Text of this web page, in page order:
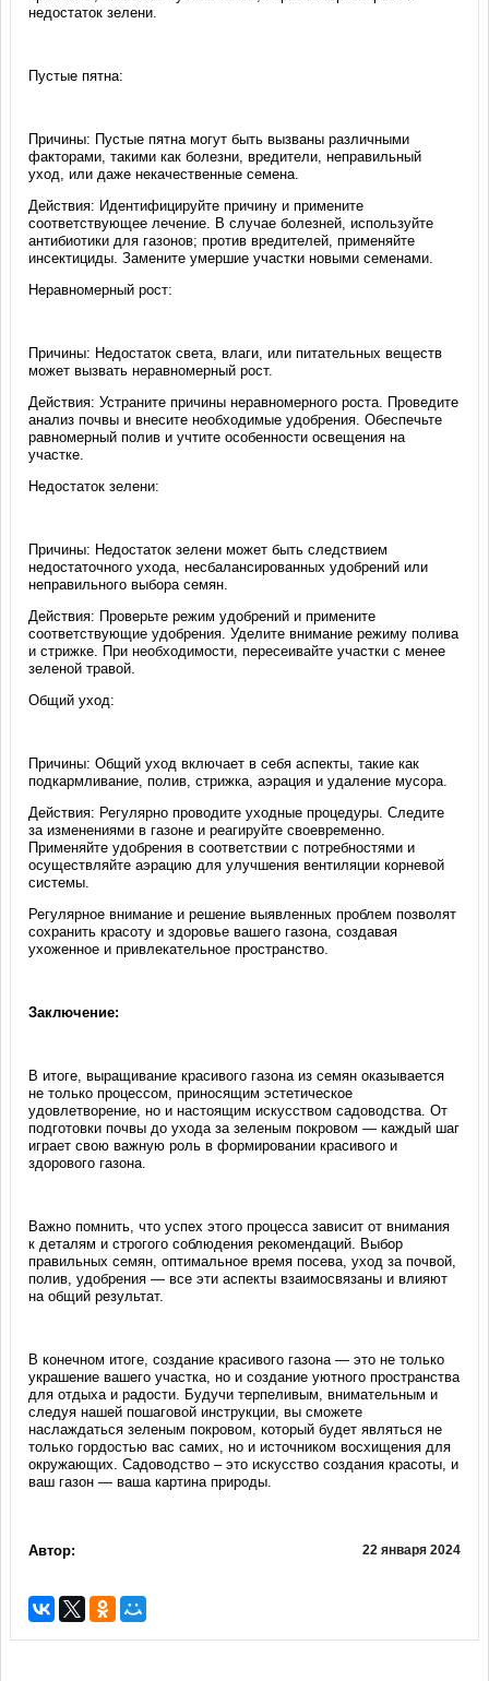
недостаток зелени.
Пустые пятна:
Причины: Пустые пятна могут быть вызваны различными
факторами, такими как болезни, вредители, неправильный
уход, или даже некачественные семена.
Действия: Идентифицируйте причину и примените
соответствующее лечение. В случае болезней, используйте
антибиотики для газонов; против вредителей, применяйте
инсектициды. Замените умершие участки новыми семенами.
Неравномерный рост:
Причины: Недостаток света, влаги, или питательных веществ
может вызвать неравномерный рост.
Действия: Устраните причины неравномерного роста. Проведите
анализ почвы и внесите необходимые удобрения. Обеспечьте
равномерный полив и учтите особенности освещения на
участке.
Недостаток зелени:
Причины: Недостаток зелени может быть следствием
недостаточного ухода, несбалансированных удобрений или
неправильного выбора семян.
Действия: Проверьте режим удобрений и примените
соответствующие удобрения. Уделите внимание режиму полива
и стрижке. При необходимости, пересеивайте участки с менее
зеленой травой.
Общий уход:
Причины: Общий уход включает в себя аспекты, такие как
подкармливание, полив, стрижка, аэрация и удаление мусора.
Действия: Регулярно проводите уходные процедуры. Следите
за изменениями в газоне и реагируйте своевременно.
Применяйте удобрения в соответствии с потребностями и
осуществляйте аэрацию для улучшения вентиляции корневой
системы.
Регулярное внимание и решение выявленных проблем позволят
сохранить красоту и здоровье вашего газона, создавая
ухоженное и привлекательное пространство.
Заключение:
В итоге, выращивание красивого газона из семян оказывается
не только процессом, приносящим эстетическое
удовлетворение, но и настоящим искусством садоводства. От
подготовки почвы до ухода за зеленым покровом — каждый шаг
играет свою важную роль в формировании красивого и
здорового газона.
Важно помнить, что успех этого процесса зависит от внимания
к деталям и строгого соблюдения рекомендаций. Выбор
правильных семян, оптимальное время посева, уход за почвой,
полив, удобрения — все эти аспекты взаимосвязаны и влияют
на общий результат.
В конечном итоге, создание красивого газона — это не только
украшение вашего участка, но и создание уютного пространства
для отдыха и радости. Будучи терпеливым, внимательным и
следуя нашей пошаговой инструкции, вы сможете
наслаждаться зеленым покровом, который будет являться не
только гордостью вас самих, но и источником восхищения для
окружающих. Садоводство – это искусство создания красоты, и
ваш газон — ваша картина природы.
22 января 2024
Автор: